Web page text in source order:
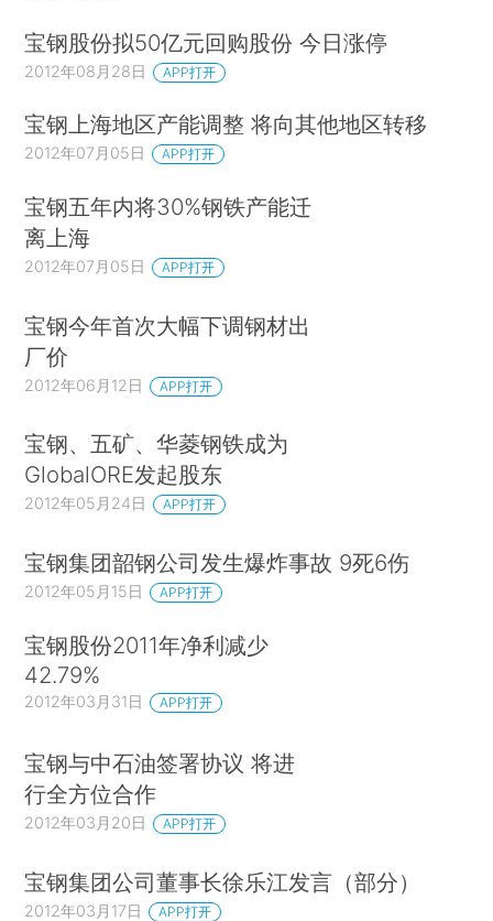
宝钢股份拟50亿元回购股份 今日涨停
2012年08月28日 APP打开
宝钢上海地区产能调整 将向其他地区转移
2012年07月05日 APP打开
宝钢五年内将30%钢铁产能迁
离上海
2012年07月05日 APP打开
宝钢今年首次大幅下调钢材出
厂价
2012年06月12日 APP打开
宝钢、五矿、华菱钢铁成为
GlobalORE发起股东
2012年05月24日 APP打开
宝钢集团韶钢公司发生爆炸事故 9死6伤
2012年05月15日 APP打开
宝钢股份2011年净利减少
42.79%
2012年03月31日 APP打开
宝钢与中石油签署协议 将进
行全方位合作
2012年03月20日 APP打开
宝钢集团公司董事长徐乐江发言（部分）
2012年03月17日 APP打开